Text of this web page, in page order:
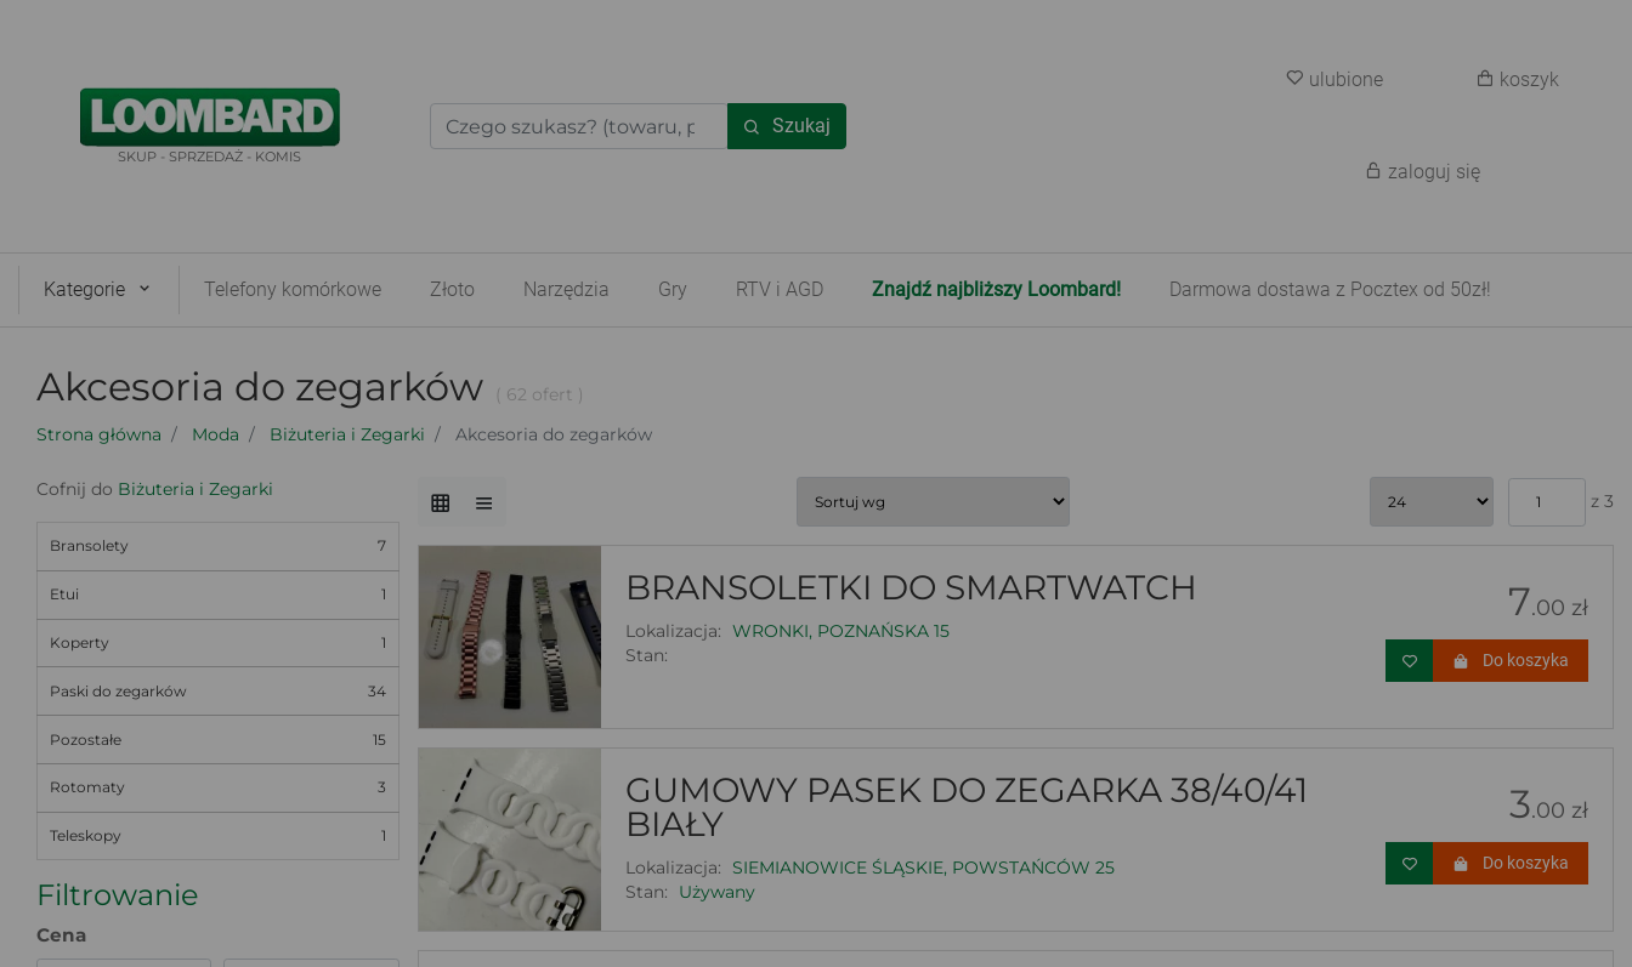
SKUP - SPRZEDAŻ - KOMIS
Szukaj
ulubione koszyk
zaloguj się
Kategorie Telefony komórkowe Złoto Narzędzia Gry RTV i AGD Znajdź najbliższy Loombard! Darmowa dostawa z Pocztex od 50zł!
Akcesoria do zegarków
( 62 ofert )
Strona główna
Moda Biżuteria i Zegarki Akcesoria do zegarków
Cofnij do Biżuteria i Zegarki
Bransolety 7
Etui 1
Koperty 1
Paski do zegarków 34
Pozostałe 15
Rotomaty 3
Teleskopy 1
Filtrowanie
Cena
z 3
BRANSOLETKI DO SMARTWATCH
Lokalizacja: WRONKI, POZNAŃSKA 15
Stan:
7.00 zł
Do koszyka
GUMOWY PASEK DO ZEGARKA 38/40/41
BIAŁY
Lokalizacja:
SIEMIANOWICE ŚLĄSKIE, POWSTAŃCÓW 25
Stan:
Używany
3.00 zł
Do koszyka